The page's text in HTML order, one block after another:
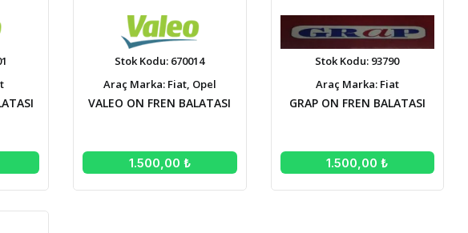
Stok Kodu: 670014
Araç Marka: Fiat, Opel
VALEO ON FREN BALATASI
1.500,00 ₺
Stok Kodu: 93790
Araç Marka: Fiat
GRAP ON FREN BALATASI
1.500,00 ₺